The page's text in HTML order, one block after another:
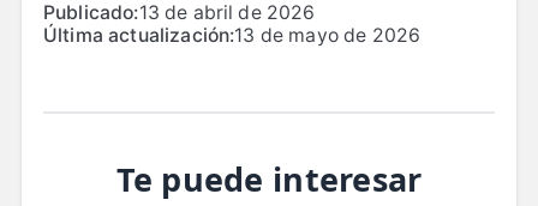
Publicado:13 de abril de 2026
Última actualización:13 de mayo de 2026
Te puede interesar